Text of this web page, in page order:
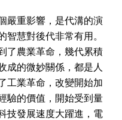
嚴重影響，是代溝的演
慧對後代非常有用。
了農業革命，幾代累積
成的微妙關係，都是人
工業革命，改變開始加
驗的價值，開始受到量
技發展速度大躍進，電